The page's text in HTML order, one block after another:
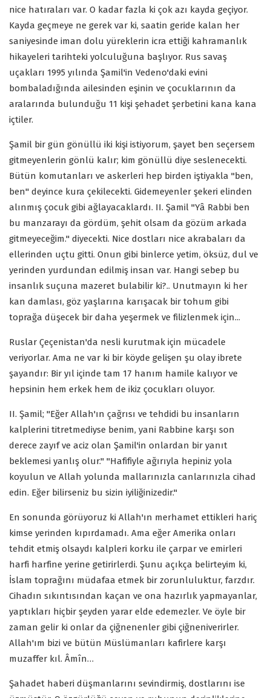
nice hatıraları var. O kadar fazla ki çok azı kayda geçiyor.
Kayda geçmeye ne gerek var ki, saatin geride kalan her
saniyesinde iman dolu yüreklerin icra ettiği kahramanlık
hikayeleri tarihteki yolculuğuna başlıyor. Rus savaş
uçakları 1995 yılında Şamil'in Vedeno'daki evini
bombaladığında ailesinden eşinin ve çocuklarının da
aralarında bulunduğu 11 kişi şehadet şerbetini kana kana
içtiler.
Şamil bir gün gönüllü iki kişi istiyorum, şayet ben seçersem
gitmeyenlerin gönlü kalır; kim gönüllü diye seslenecekti.
Bütün komutanları ve askerleri hep birden iştiyakla "ben,
ben" deyince kura çekilecekti. Gidemeyenler şekeri elinden
alınmış çocuk gibi ağlayacaklardı. II. Şamil "Yâ Rabbi ben
bu manzarayı da gördüm, şehit olsam da gözüm arkada
gitmeyeceğim." diyecekti. Nice dostları nice akrabaları da
ellerinden uçtu gitti. Onun gibi binlerce yetim, öksüz, dul ve
yerinden yurdundan edilmiş insan var. Hangi sebep bu
insanlık suçuna mazeret bulabilir ki?.. Unutmayın ki her
kan damlası, göz yaşlarına karışacak bir tohum gibi
toprağa düşecek bir daha yeşermek ve filizlenmek için...
Ruslar Çeçenistan'da nesli kurutmak için mücadele
veriyorlar. Ama ne var ki bir köyde gelişen şu olay ibrete
şayandır: Bir yıl içinde tam 17 hanım hamile kalıyor ve
hepsinin hem erkek hem de ikiz çocukları oluyor.
II. Şamil; "Eğer Allah'ın çağrısı ve tehdidi bu insanların
kalplerini titretmediyse benim, yani Rabbine karşı son
derece zayıf ve aciz olan Şamil'in onlardan bir yanıt
beklemesi yanlış olur." "Hafifiyle ağırıyla hepiniz yola
koyulun ve Allah yolunda mallarınızla canlarınızla cihad
edin. Eğer bilirseniz bu sizin iyiliğinizedir."
En sonunda görüyoruz ki Allah'ın merhamet ettikleri hariç
kimse yerinden kıpırdamadı. Ama eğer Amerika onları
tehdit etmiş olsaydı kalpleri korku ile çarpar ve emirleri
harfi harfine yerine getirirlerdi. Şunu açıkça belirteyim ki,
İslam toprağını müdafaa etmek bir zorunluluktur, farzdır.
Cihadın sıkıntısından kaçan ve ona hazırlık yapmayanlar,
yaptıkları hiçbir şeyden yarar elde edemezler. Ve öyle bir
zaman gelir ki onlar da çiğnenenler gibi çiğneniverirler.
Allah'ım bizi ve bütün Müslümanları kafirlere karşı
muzaffer kıl. Âmîn…
Şahadet haberi düşmanlarını sevindirmiş, dostlarını ise